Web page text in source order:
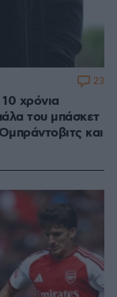
χρόνια
του μπάσκετ
και
23